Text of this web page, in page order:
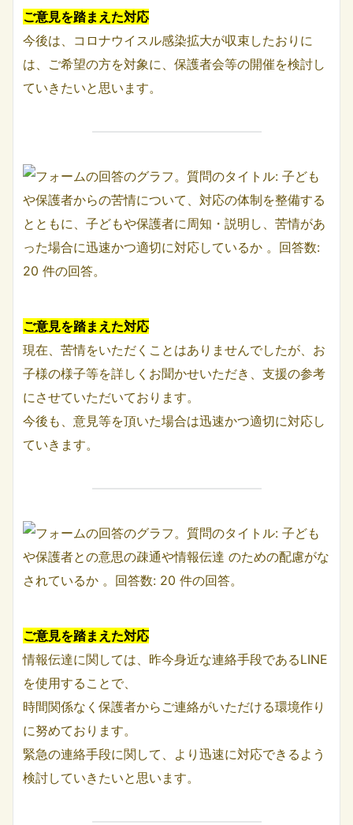
ご意見を踏まえた対応
今後は、コロナウイスル感染拡大が収束したおりに
は、ご希望の方を対象に、保護者会等の開催を検討し
ていきたいと思います。
ご意見を踏まえた対応
現在、苦情をいただくことはありませんでしたが、お
子様の様子等を詳しくお聞かせいただき、支援の参考
にさせていただいております。
今後も、意見等を頂いた場合は迅速かつ適切に対応し
ていきます。
ご意見を踏まえた対応
情報伝達に関しては、昨今身近な連絡手段であるLINE
を使用することで、
時間関係なく保護者からご連絡がいただける環境作り
に努めております。
緊急の連絡手段に関して、より迅速に対応できるよう
検討していきたいと思います。